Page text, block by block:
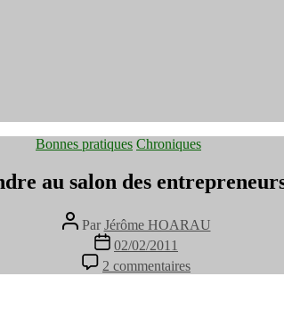
Catégories
Bonnes pratiques Chroniques
au salon des
Auteur
de
l’article
Par Jérôme HOARAU
Date
de
l’article
02/02/2011
2 commentaires
Pourquoi